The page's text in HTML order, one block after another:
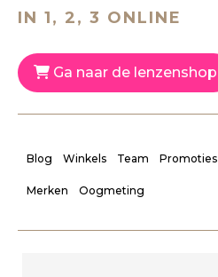
IN 1, 2, 3 ONLINE
Ga naar de lenzenshop
Blog Winkels Team Promoties
Merken Oogmeting